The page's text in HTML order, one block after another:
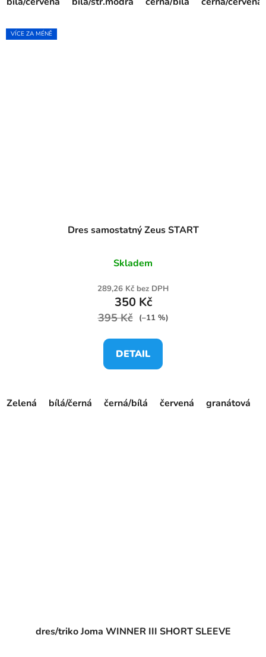
VÍCE ZA MÉNĚ
Dres samostatný Zeus START
Skladem
289,26 Kč bez DPH
350 Kč
395 Kč (–11 %)
DETAIL
Zelená bílá/černá černá/bílá červená granátová
dres/triko Joma WINNER III SHORT SLEEVE